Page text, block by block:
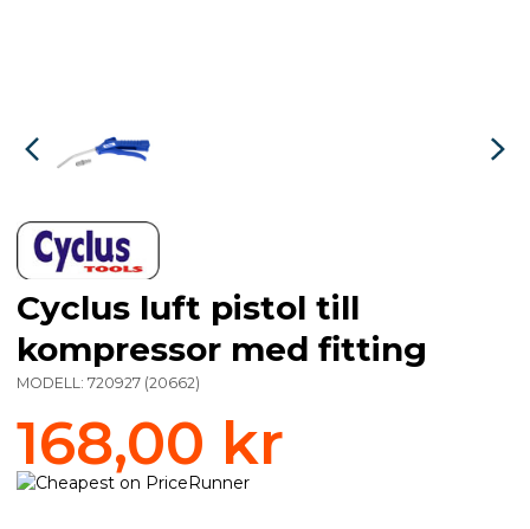
Cyclus luft pistol till
kompressor med fitting
MODELL: 720927 (20662)
168,00 kr